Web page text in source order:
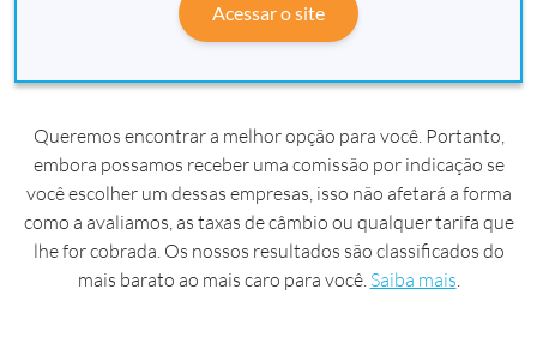
Acessar o site
Queremos encontrar a melhor opção para você. Portanto,
embora possamos receber uma comissão por indicação se
você escolher um dessas empresas, isso não afetará a forma
como a avaliamos, as taxas de câmbio ou qualquer tarifa que
lhe for cobrada. Os nossos resultados são classificados do
mais barato ao mais caro para você. Saiba mais.